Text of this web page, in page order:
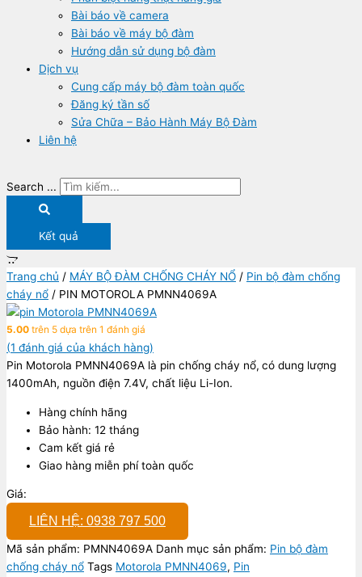
Bài báo về camera
Bài báo về máy bộ đàm
Hướng dẫn sử dụng bộ đàm
Dịch vụ
Cung cấp máy bộ đàm toàn quốc
Đăng ký tần số
Sửa Chữa – Bảo Hành Máy Bộ Đàm
Liên hệ
Search ...
Kết quả
Trang chủ / MÁY BỘ ĐÀM CHỐNG CHÁY NỔ / Pin bộ đàm chống
cháy nổ / PIN MOTOROLA PMNN4069A
5.00 trên 5 dựa trên 1 đánh giá
(1 đánh giá của khách hàng)
Pin Motorola PMNN4069A là pin chống cháy nổ, có dung lượng
1400mAh, nguồn điện 7.4V, chất liệu Li-Ion.
Hàng chính hãng
Bảo hành: 12 tháng
Cam kết giá rẻ
Giao hàng miễn phí toàn quốc
Giá:
LIÊN HỆ: 0938 797 500
Mã sản phẩm: PMNN4069A Danh mục sản phẩm: Pin bộ đàm
chống cháy nổ Tags Motorola PMNN4069, Pin